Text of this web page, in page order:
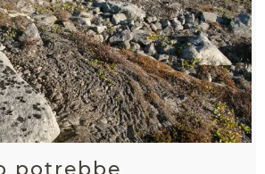
potrebbe